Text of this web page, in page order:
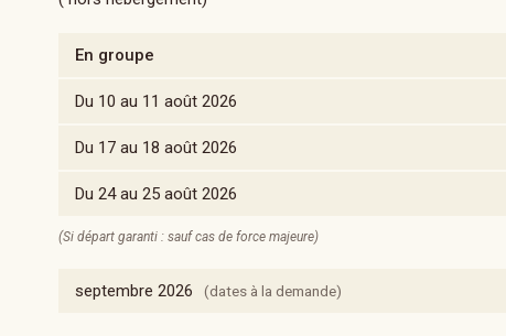
En groupe
Du 10 au 11 août 2026
Du 17 au 18 août 2026
Du 24 au 25 août 2026
(Si départ garanti : sauf cas de force majeure)
septembre 2026 (dates à la demande)